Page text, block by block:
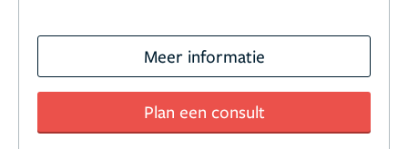
Meer informatie
Plan een consult